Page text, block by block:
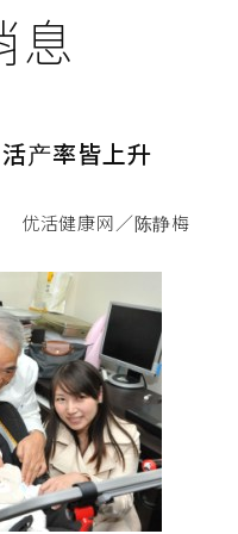
息
产率皆上升
优活健康网／陈静梅